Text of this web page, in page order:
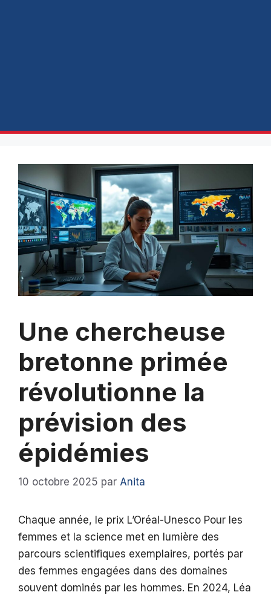
Une chercheuse
bretonne primée
révolutionne la
prévision des
épidémies
10 octobre 2025 par Anita
Chaque année, le prix L’Oréal-Unesco Pour les
femmes et la science met en lumière des
parcours scientifiques exemplaires, portés par
des femmes engagées dans des domaines
souvent dominés par les hommes. En 2024, Léa